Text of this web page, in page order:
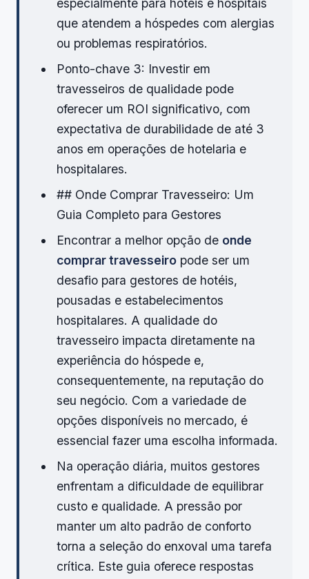
especialmente para hotéis e hospitais
que atendem a hóspedes com alergias
ou problemas respiratórios.
Ponto-chave 3: Investir em
travesseiros de qualidade pode
oferecer um ROI significativo, com
expectativa de durabilidade de até 3
anos em operações de hotelaria e
hospitalares.
## Onde Comprar Travesseiro: Um
Guia Completo para Gestores
Encontrar a melhor opção de onde
comprar travesseiro pode ser um
desafio para gestores de hotéis,
pousadas e estabelecimentos
hospitalares. A qualidade do
travesseiro impacta diretamente na
experiência do hóspede e,
consequentemente, na reputação do
seu negócio. Com a variedade de
opções disponíveis no mercado, é
essencial fazer uma escolha informada.
Na operação diária, muitos gestores
enfrentam a dificuldade de equilibrar
custo e qualidade. A pressão por
manter um alto padrão de conforto
torna a seleção do enxoval uma tarefa
crítica. Este guia oferece respostas